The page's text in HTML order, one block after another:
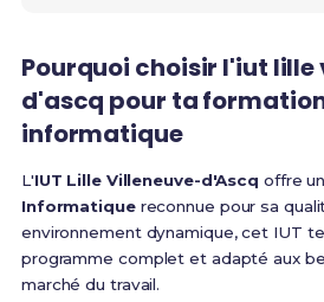
Pourquoi choisir l'iut
d'ascq pour ta
informatique
L'IUT Lille Villeneuve-d'Ascq offre
Informatiquereconnue pour sa
environnement dynamique, cet IUT
programme complet et adapté aux
marché du travail.